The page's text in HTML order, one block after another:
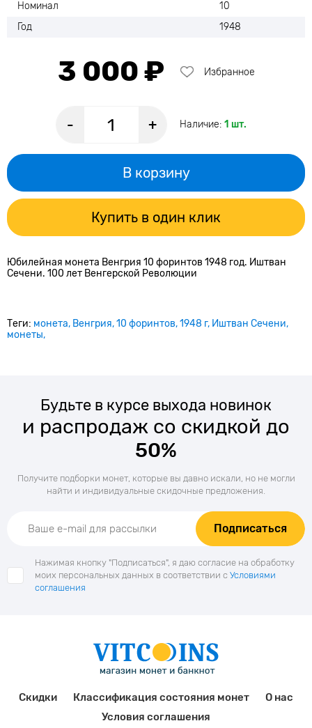
Номинал
10
Год
1948
3 000 ₽ Избранное
- + Наличие: 1 шт.
В корзину
Купить в один клик
Юбилейная монета Венгрия 10 форинтов 1948 год. Иштван
Сечени. 100 лет Венгерской Революции
Теги: монета Венгрия 10 форинтов 1948 г Иштван Сечени
монеты
Будьте в курсе выхода новинок
и распродаж со скидкой до
50%
Получите подборки монет, которые вы давно искали, но не могли
найти и индивидуальные скидочные предложения.
Подписаться
Нажимая кнопку "Подписаться", я даю согласие на обработку
моих персональных данных в соответствии с Условиями
соглашения
Скидки Классификация состояния монет
О нас
Условия соглашения